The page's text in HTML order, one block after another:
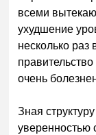
всеми
ухудшение
несколько раз
очень
Зная
уверенностью